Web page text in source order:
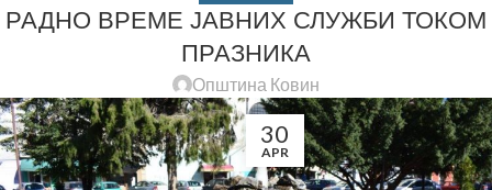
РАДНО ВРЕМЕ ЈАВНИХ СЛУЖБИ ТОКОМ
ПРАЗНИКА
Општина Ковин
30
APR